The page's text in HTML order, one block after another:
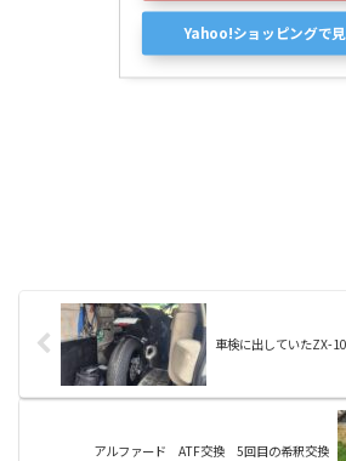
Yahoo!ショッピングで
車検に出していたZX-
アルファード ATF交換 5回目の希釈交換